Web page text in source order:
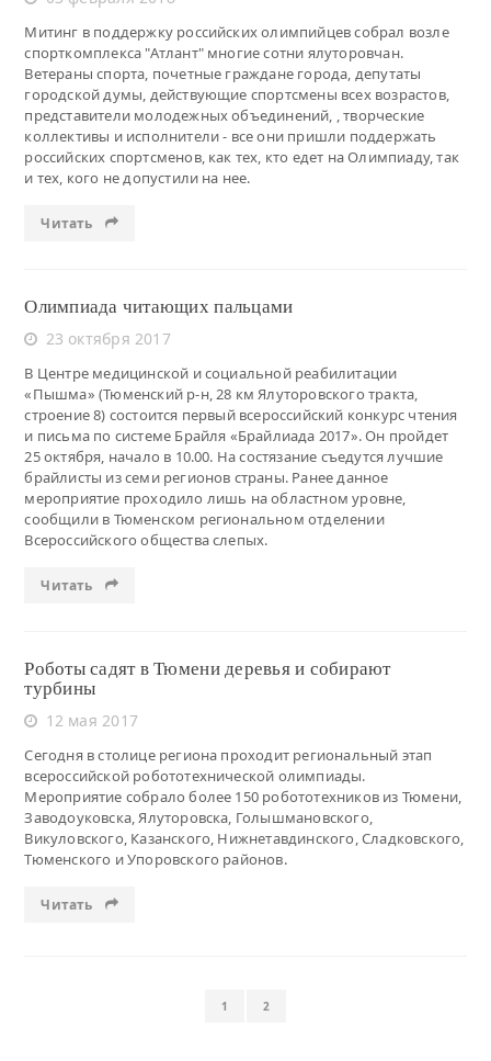
Митинг в поддержку российских олимпийцев собрал возле
спорткомплекса "Атлант" многие сотни ялуторовчан.
Ветераны спорта, почетные граждане города, депутаты
городской думы, действующие спортсмены всех возрастов,
представители молодежных объединений, , творческие
коллективы и исполнители - все они пришли поддержать
российских спортсменов, как тех, кто едет на Олимпиаду, так
и тех, кого не допустили на нее.
Читать
Олимпиада читающих пальцами
23 октября 2017
В Центре медицинской и социальной реабилитации
«Пышма» (Тюменский р-н, 28 км Ялуторовского тракта,
строение 8) состоится первый всероссийский конкурс чтения
и письма по системе Брайля «Брайлиада 2017». Он пройдет
25 октября, начало в 10.00. На состязание съедутся лучшие
брайлисты из семи регионов страны. Ранее данное
мероприятие проходило лишь на областном уровне,
сообщили в Тюменском региональном отделении
Всероссийского общества слепых.
Читать
Роботы садят в Тюмени деревья и собирают
турбины
12 мая 2017
Сегодня в столице региона проходит региональный этап
всероссийской робототехнической олимпиады.
Мероприятие собрало более 150 робототехников из Тюмени,
Заводоуковска, Ялуторовска, Голышмановского,
Викуловского, Казанского, Нижнетавдинского, Сладковского,
Тюменского и Упоровского районов.
Читать
1 2